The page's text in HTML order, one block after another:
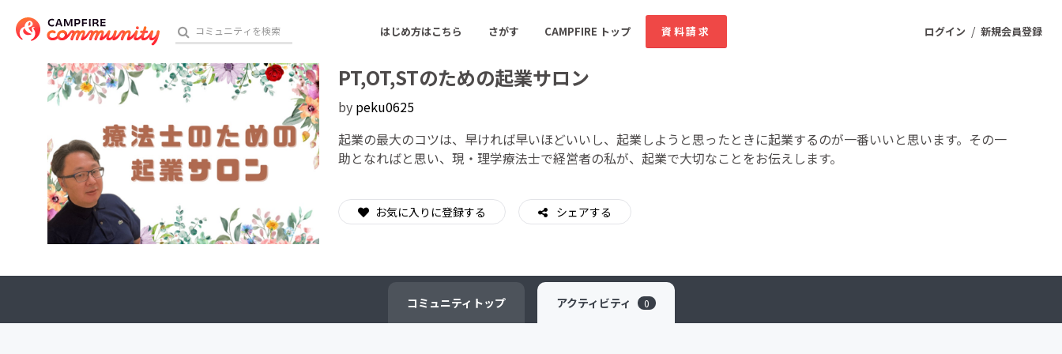
ログイン / 新規会員登録
はじめ方はこちら さがす CAMPFIRE トップ 資料請求
おすすめのコミュニティ 人気のコミュニティ 新着のコミュニティ
テクノロジー・ガジェット
ゲーム・サービス開発 フード・飲食店
ビューティー・ヘルスケア
チャレンジ
PT,OT,STのための起業サロン
by peku0625
起業の最大のコツは、早ければ早いほどいいし、起業しようと思ったときに起業するのが一番いいと思います。その一
助となればと思い、現・理学療法士で経営者の私が、起業で大切なことをお伝えします。
お気に入りに登録する シェアする
コミュニティ トップ アクティビティ 0